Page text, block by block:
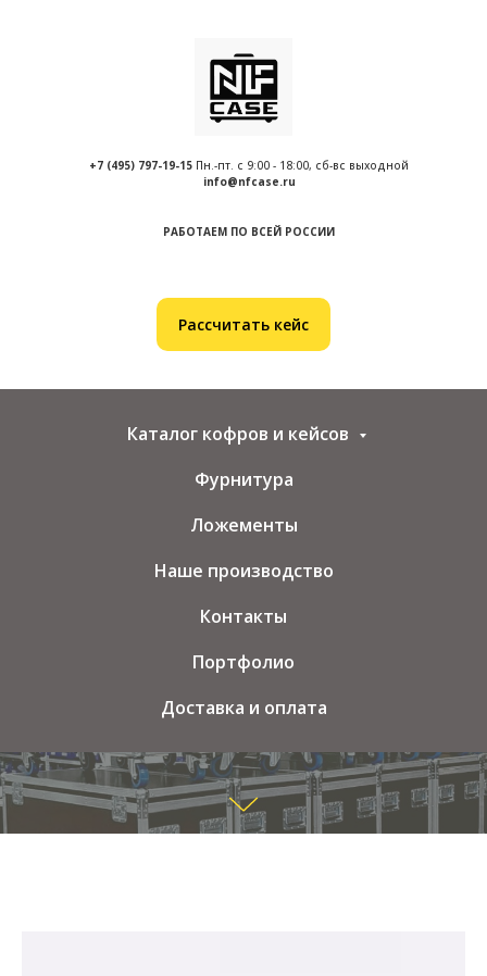
+7 (495) 797-19-15 Пн.-пт. с 9:00 - 18:00, сб-вс выходной
info@nfcase.ru
РАБОТАЕМ ПО ВСЕЙ РОССИИ
Рассчитать кейс
Каталог кофров и кейсов
Фурнитура
Ложементы
Наше производство
Контакты
Портфолио
Доставка и оплата